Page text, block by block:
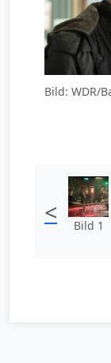
Bild: WDR/
< Bild 1